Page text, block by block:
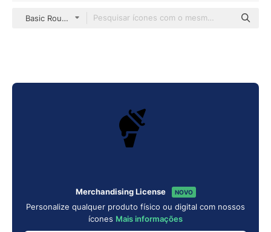
Basic Rounded Filled
Merchandising License NOVO
Personalize qualquer produto físico ou digital com nossos
ícones Mais informações